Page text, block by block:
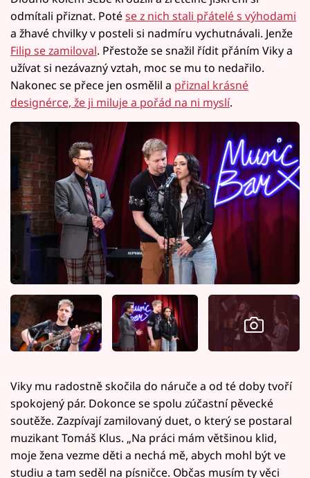
odmítali přiznat. Potése z nich stali přátelé s výhodami
a žhavé chvilky v posteli si nadmíru vychutnávali. Jenže
Filip se zamiloval. Přestože se snažil řídit přáním Viky a
užívat si nezávazný vztah, moc se mu to nedařilo.
Nakonec se přece jen osmělil a přiznal krásné
designérce, že ji miluje a pořád na ni myslí.
Viky mu radostně skočila do náruče a od té doby tvoří
spokojený pár. Dokonce se spolu zúčastní pěvecké
soutěže. Zazpívají zamilovaný duet, o který se postaral
muzikant Tomáš Klus. „Na práci mám většinou klid,
moje žena vezme děti a nechá mě, abych mohl být ve
studiu a tam seděl na písničce. Občas musím ty věci